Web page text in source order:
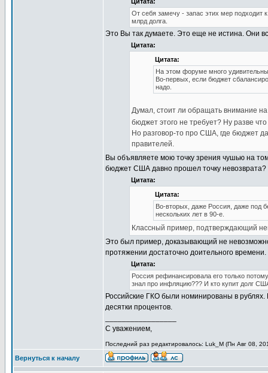
От себя замечу - запас этих мер подходит
млрд долга.
Это Вы так думаете. Это еще не истина. Они
Цитата:
Цитата:
На этом форуме много
Во-первых, если бюджет
надо.
Думал, стоит ли обращать внимание
бюджет этого не требует? Ну разве
Но разговор-то про США, где бюджет
правителей.
Вы объявляете мою точку зрения чушью на
бюджет США давно прошел точку невозврата?
Цитата:
Цитата:
Во-вторых, даже Россия, даже под
нескольких лет в 90-е.
Классный пример, подтверждающий
Это был пример, доказывающий не
протяжении достаточно доительного
Цитата:
Россия рефинансировала его только
знал про инфляцию??? И кто купит долг
Российские ГКО были номинированы в
десятки процентов.
С уважением,
Последний раз редактировалось: Luk_M (Пн Авг 08,
Вернуться к началу